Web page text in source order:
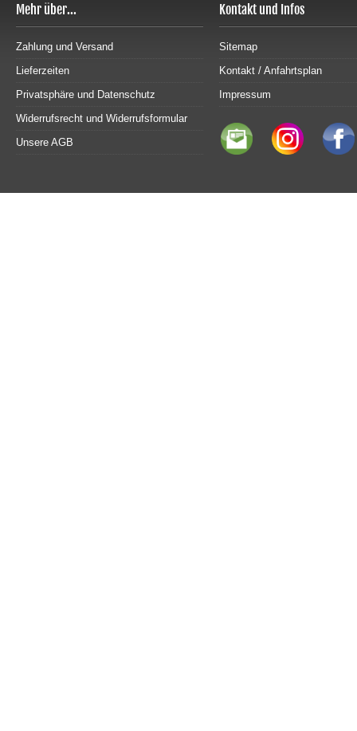
Mehr über...
Zahlung und Versand
Lieferzeiten
Privatsphäre und Datenschutz
Widerrufsrecht und Widerrufsformular
Unsere AGB
Kontakt und Infos
Sitemap
Kontakt / Anfahrtsplan
Impressum